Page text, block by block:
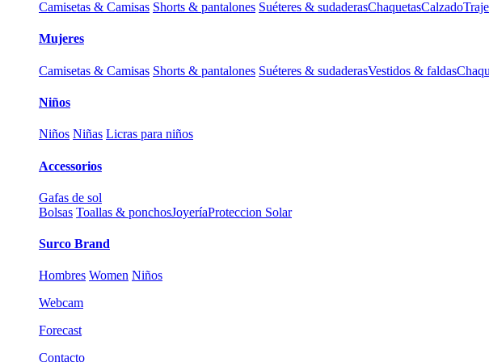
Camisetas & Camisas Shorts & pantalones Suéteres & sudaderasChaquetasCalzado
Mujeres
Camisetas & Camisas Shorts & pantalones Suéteres & sudaderasVestidos & faldas
Niños
Niños Niñas Licras para niños
Accessorios
Gafas de sol
Bolsas Toallas & ponchosJoyeríaProteccion Solar
Surco Brand
Hombres Women Niños
Webcam
Forecast
Contacto